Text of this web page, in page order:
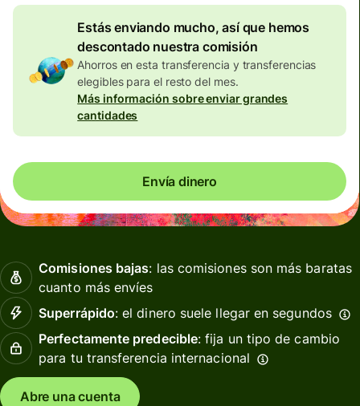
Estás enviando mucho, así que hemos
descontado nuestra comisión
Ahorros en esta transferencia y transferencias
elegibles para el resto del mes.
Más información sobre enviar grandes
cantidades
Envía dinero
Comisiones bajas: las comisiones son más baratas
cuanto más envíes
Superrápido: el dinero suele llegar en segundos
Perfectamente predecible: fija un tipo de cambio
para tu transferencia internacional
Abre una cuenta